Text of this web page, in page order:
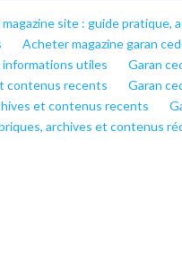
site : guide pratique,
Acheter magazine garan
utiles
Garan
contenus recents
Garan
et contenus recents
archives et contenus